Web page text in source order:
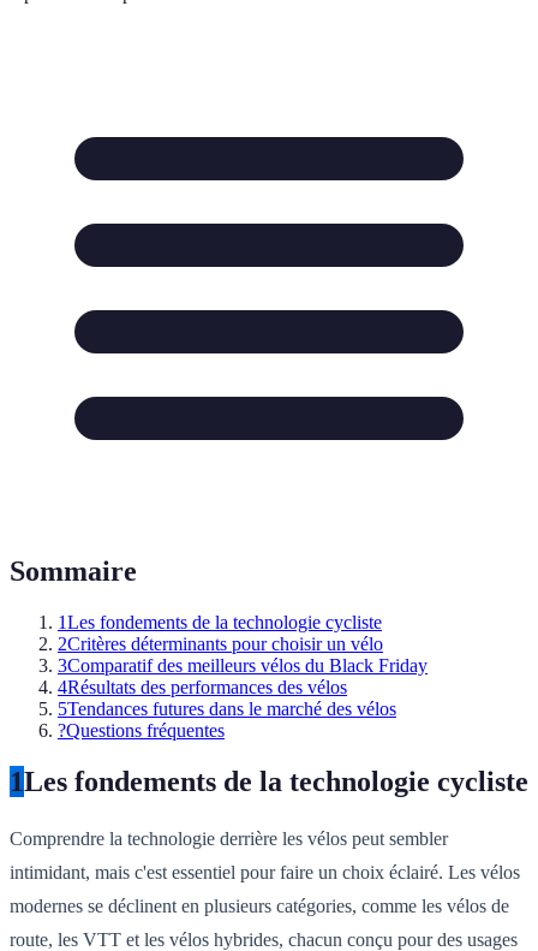
Sommaire
1Les fondements de la technologie cycliste
2Critères déterminants pour choisir un vélo
3Comparatif des meilleurs vélos du Black Friday
4Résultats des performances des vélos
5Tendances futures dans le marché des vélos
?Questions fréquentes
1Les fondements de la technologie cycliste
Comprendre la technologie derrière les vélos peut sembler
intimidant, mais c'est essentiel pour faire un choix éclairé. Les vélos
modernes se déclinent en plusieurs catégories, comme les vélos de
route, les VTT et les vélos hybrides, chacun conçu pour des usages